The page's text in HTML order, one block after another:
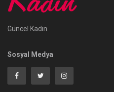
Güncel Kadın
Sosyal Medya